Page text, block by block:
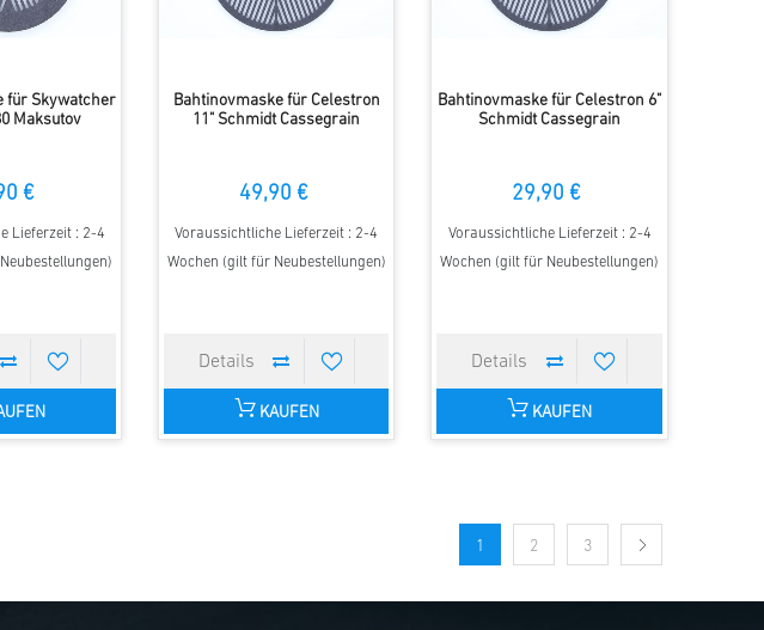
für Skywatcher
Maksutov
€
Lieferzeit : 2-4
Bahtinovmaske für Celestron
11" Schmidt Cassegrain
49,90 €
Voraussichtliche Lieferzeit : 2-4
Wochen (gilt für Neubestellungen)
KAUFEN
Bahtinovmaske für Celestron 6"
Schmidt Cassegrain
29,90 €
Voraussichtliche Lieferzeit : 2-4
Wochen (gilt für Neubestellungen)
KAUFEN
1 2 3